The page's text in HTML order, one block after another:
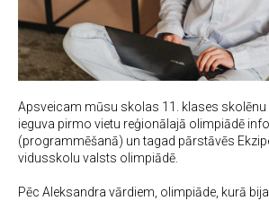
Apsveicam mūsu skolas 11. klases skolēnu
ieguva pirmo vietu reģionālajā olimpiādē
(programmēšanā) un tagad pārstāvēs
vidusskolu valsts olimpiādē.
Pēc Aleksandra vārdiem, olimpiāde, kurā